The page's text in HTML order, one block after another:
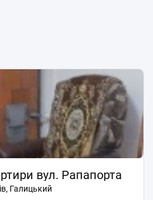
вул. Рапапорта
Галицький